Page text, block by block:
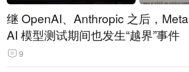
继 OpenAI、Anthropic 之后，Meta
AI 模型测试期间也发生“越界”事件
9